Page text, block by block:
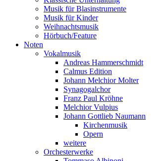
Musik für Blasinstrumente
Musik für Kinder
Weihnachtsmusik
Hörbuch/Feature
Noten
Vokalmusik
Andreas Hammerschmidt
Calmus Edition
Johann Melchior Molter
Synagogalchor
Franz Paul Kröhne
Melchior Vulpius
Johann Gottlieb Naumann
Kirchenmusik
Opern
weitere
Orchesterwerke